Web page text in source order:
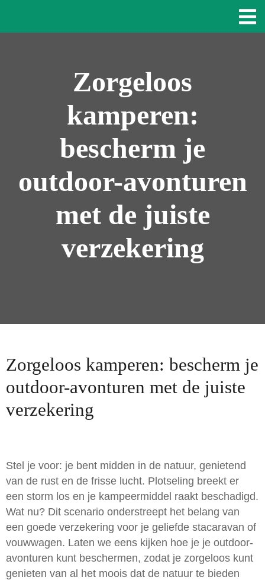
Zorgeloos
kamperen:
bescherm je
outdoor-avonturen
met de juiste
verzekering
Zorgeloos kamperen: bescherm je
outdoor-avonturen met de juiste
verzekering
Stel je voor: je bent midden in de natuur, genietend
van de rust en de frisse lucht. Plotseling breekt er
een storm los en je kampeermiddel raakt beschadigd.
Wat nu? Dit scenario onderstreept het belang van
een goede verzekering voor je geliefde stacaravan of
vouwwagen. Laten we eens kijken hoe je je outdoor-
avonturen kunt beschermen, zodat je zorgeloos kunt
genieten van al het moois dat de natuur te bieden